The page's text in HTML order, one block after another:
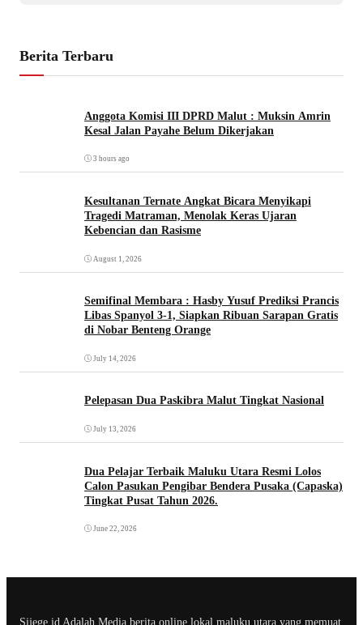
Berita Terbaru
Anggota Komisi III DPRD Malut : Muksin Amrin
Kesal Jalan Payahe Belum Dikerjakan
3 hours ago
Kesultanan Ternate Angkat Bicara Menyikapi
Tragedi Matraman, Menolak Keras Ujaran
Kebencian dan Rasisme
August 1, 2026
Semifinal Membara : Hasby Yusuf Prediksi Prancis
Libas Spanyol 3-1, Siapkan Ribuan Sarapan Gratis
di Nobar Benteng Orange
July 14, 2026
Pelepasan Dua Paskibra Malut Tingkat Nasional
July 13, 2026
Dua Pelajar Terbaik Maluku Utara Resmi Lolos
Calon Pasukan Pengibar Bendera Pusaka (Capaska)
Tingkat Pusat Tahun 2026.
June 22, 2026
Sijege.id Adalah Media berita online lokal maluku utara yang memuat